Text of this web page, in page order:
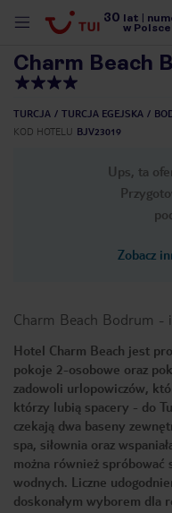
30 lat
w Polsce
Charm Beach
TURCJA TURCJA EGEJSKA
KOD HOTELU BJV23019
Ups, ta
Zobacz
Charm Beach Bodrum -
Hotel Charm Beach jest
pokoje 2-osobowe oraz
zadowoli urlopowiczów,
którzy lubią spacery - do
czekają dwa baseny
spa, siłownia oraz
można również spróbować
wodnych. Liczne
doskonałym wyborem dla